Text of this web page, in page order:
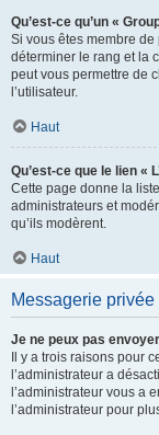
Qu’est-ce qu’un «
Si vous êtes membre
déterminer le rang et la
peut vous permettre de
l’utilisateur.
Haut
Qu’est-ce que le lien «
Cette page donne la
administrateurs et
qu’ils modèrent.
Haut
Messagerie privée
Je ne peux pas
Il y a trois raisons pour
l’administrateur a
l’administrateur vous a
l’administrateur pour